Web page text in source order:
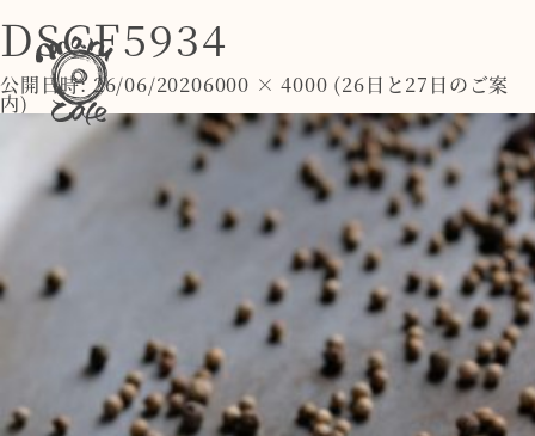
DSCF5934
公開日時: 26/06/20206000 × 4000 (26日と27日のご案
内)